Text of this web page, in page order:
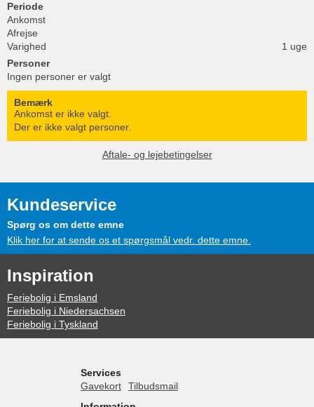
Periode
Ankomst
Afrejse
Varighed
1 uge
Personer
Ingen personer er valgt
Bemærk
Ankomst er ikke valgt.
Der er ikke valgt personer.
Aftale- og lejebetingelser
Kundeservice
Spørg os om dette emne
Klik her for at sende os et spørgsmål vedr. dette emne.
Inspiration
Feriebolig i Emsland
Feriebolig i Niedersachsen
Feriebolig i Tyskland
Services
Gavekort
Tilbudsmail